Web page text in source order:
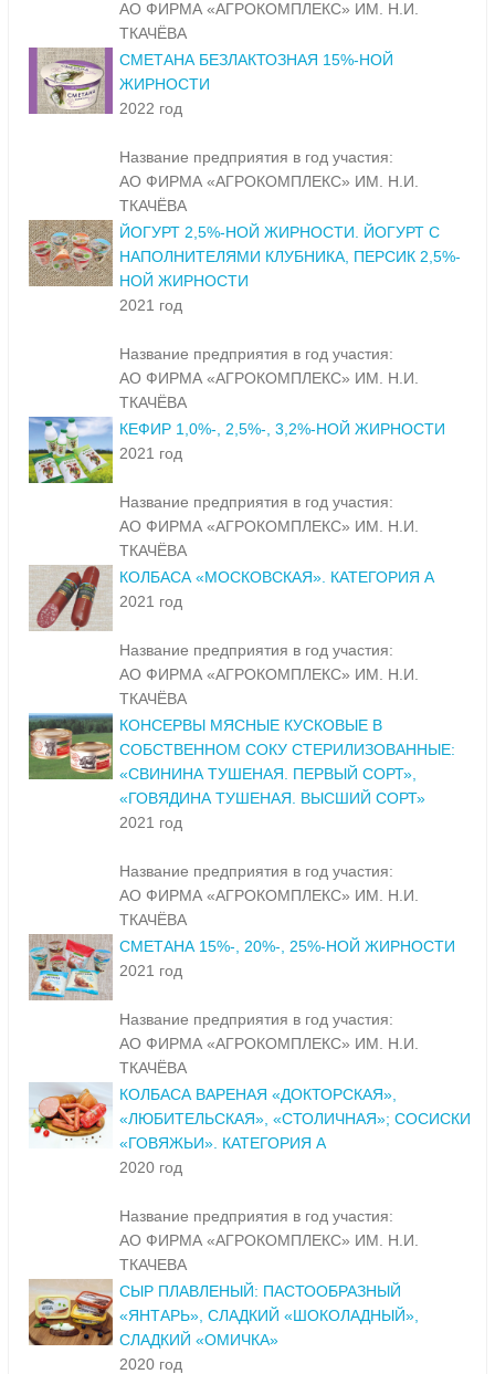
АО ФИРМА «АГРОКОМПЛЕКС» ИМ. Н.И.
ТКАЧЁВА
СМЕТАНА БЕЗЛАКТОЗНАЯ 15%-НОЙ
ЖИРНОСТИ
2022 год
Название предприятия в год участия:
АО ФИРМА «АГРОКОМПЛЕКС» ИМ. Н.И.
ТКАЧЁВА
ЙОГУРТ 2,5%-НОЙ ЖИРНОСТИ. ЙОГУРТ С
НАПОЛНИТЕЛЯМИ КЛУБНИКА, ПЕРСИК 2,5%-
НОЙ ЖИРНОСТИ
2021 год
Название предприятия в год участия:
АО ФИРМА «АГРОКОМПЛЕКС» ИМ. Н.И.
ТКАЧЁВА
КЕФИР 1,0%-, 2,5%-, 3,2%-НОЙ ЖИРНОСТИ
2021 год
Название предприятия в год участия:
АО ФИРМА «АГРОКОМПЛЕКС» ИМ. Н.И.
ТКАЧЁВА
КОЛБАСА «МОСКОВСКАЯ». КАТЕГОРИЯ А
2021 год
Название предприятия в год участия:
АО ФИРМА «АГРОКОМПЛЕКС» ИМ. Н.И.
ТКАЧЁВА
КОНСЕРВЫ МЯСНЫЕ КУСКОВЫЕ В
СОБСТВЕННОМ СОКУ СТЕРИЛИЗОВАННЫЕ:
«СВИНИНА ТУШЕНАЯ. ПЕРВЫЙ СОРТ»,
«ГОВЯДИНА ТУШЕНАЯ. ВЫСШИЙ СОРТ»
2021 год
Название предприятия в год участия:
АО ФИРМА «АГРОКОМПЛЕКС» ИМ. Н.И.
ТКАЧЁВА
СМЕТАНА 15%-, 20%-, 25%-НОЙ ЖИРНОСТИ
2021 год
Название предприятия в год участия:
АО ФИРМА «АГРОКОМПЛЕКС» ИМ. Н.И.
ТКАЧЁВА
КОЛБАСА ВАРЕНАЯ «ДОКТОРСКАЯ»,
«ЛЮБИТЕЛЬСКАЯ», «СТОЛИЧНАЯ»; СОСИСКИ
«ГОВЯЖЬИ». КАТЕГОРИЯ А
2020 год
Название предприятия в год участия:
АО ФИРМА «АГРОКОМПЛЕКС» ИМ. Н.И.
ТКАЧЕВА
СЫР ПЛАВЛЕНЫЙ: ПАСТООБРАЗНЫЙ
«ЯНТАРЬ», СЛАДКИЙ «ШОКОЛАДНЫЙ»,
СЛАДКИЙ «ОМИЧКА»
2020 год